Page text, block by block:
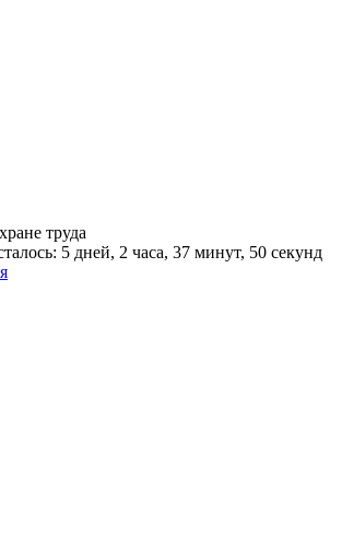
труда
5 дней, 2 часа, 37 минут, 49 секунд